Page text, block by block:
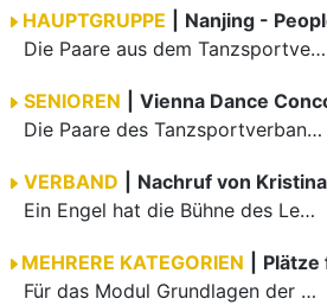
HAUPTGRUPPE
Die Paare aus dem Tanzsportverband Baden-Württemberg (TBW) haben beim hochklassig besetzten WDSF GrandSlam im chinesischen Nanjing wieder einmal auf internationalem Top-Niveau geglänzt. Das…
SENIOREN
Vienna Dance
Die Paare des Tanzsportverbandes Baden-Württemberg (TBW) glänzten auf dem internationalen Parkett des Vienna Dance Concourse 2026 im Wiener Rathaus mit hervorragenden Platzierungen Ergebnisse unter: …
VERBAND
Nachruf von
Ein Engel hat die Bühne des Lebens verlassen. Viel zu früh, plötzlich und für uns alle unfassbar, wurde unsere geliebte Kristina (Krissi) Flaig im Alter von 36 Jahren aus dem Leben gerissen. Das Tanzen…
MEHRERE KATEGORIEN
Für das Modul Grundlagen der Breitensportausbildung vom 10. bis 13. September an der Landessportschule Albstadt sind noch Plätze frei. Das Modul kann auch für den Lizenzerhalt (30 LE fachlich) genutzt…